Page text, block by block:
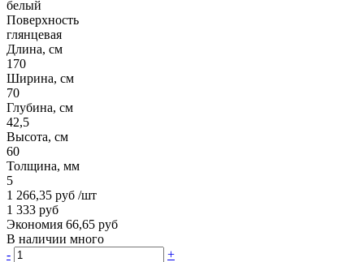
белый
Поверхность
глянцевая
Длина, см
170
Ширина, см
70
Глубина, см
42,5
Высота, см
60
Толщина, мм
5
1 266,35 руб /шт
1 333 руб
Экономия 66,65 руб
В наличии много
-
+